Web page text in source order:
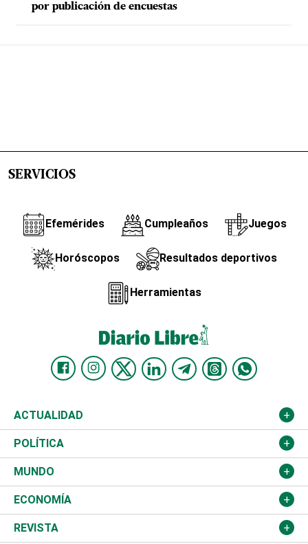
por publicación de encuestas
SERVICIOS
Efemérides Cumpleaños Juegos
Horóscopos Resultados deportivos
Herramientas
ACTUALIDAD
Nacional
Ciudad
Educación
Salud
POLÍTICA
Partidos
JCE
TSE
MUNDO
Estados Unidos
América Latina
ECONOMÍA
Finanzas
REVISTA